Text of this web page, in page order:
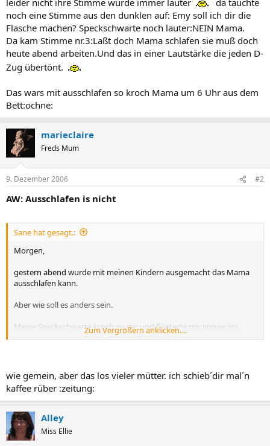
noch eine Stimme aus den dunklen auf: Emy soll ich dir die
Flasche machen? Speckschwarte noch lauter:NEIN Mama.
Da kam Stimme nr.3:Laßt doch Mama schlafen sie muß doch
heute abend arbeiten.Und das in einer Lautstärke die jeden D-
Zug übertönt.
Das wars mit ausschlafen so kroch Mama um 6 Uhr aus dem
Bett:ochne:
marieclaire
Freds Mum
9. Dezember 2006 #2
AW: Ausschlafen is nicht
Sane hat gesagt.:
Morgen,
gestern abend wurde mit meinen Kindern ausgemacht das Mama
ausschlafen kann.
Aber wie soll es anders sein.
Meine Speckschwarte kroch zu mir und flüsterte mir immer ins
Ohr:Mama Lasche dringen und immer zu.Mama zeigt keine regung
aus den dunklen auf: Emy soll ich dir die Flasche machen?
Speckschwarte noch lauter:NEIN Mama.
Da kam Stimme nr.3:Laßt doch Mama schlafen sie muß doch heute
abend arbeiten.Und das in einer Lautstärke die jeden D-Zug
übertönt.
Das wars mit ausschlafen so kroch Mama um 6 Uhr aus dem
Zum Vergrößern anklicken....
wie gemein, aber das los vieler mütter. ich schieb´dir mal´n
kaffee rüber :zeitung:
Alley
Miss Ellie